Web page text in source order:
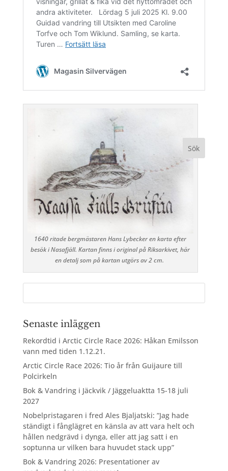
1640 ritade bergmästaren Hans Lybecker en karta efter
besök i Nasafjäll. Kartan finns i original på Riksarkivet, här
en detalj som på kartan utgörs av 2 cm.
Senaste inläggen
Rekordtid i Arctic Circle Race 2026: Håkan Emilsson
vann med tiden 1.12.21.
Arctic Circle Race 2026: Tio år från Guijaure till
Polcirkeln
Bok & Vandring i Jäckvik / Jäggeluaktta 15-18 juli
2027
Nobelpristagaren i fred Ales Bjaljatski: ”Jag hade
ständigt i fånglägret en känsla av att vara helt och
hållen nedgrävd i dynga, eller att jag satt i en
soptunna ur vilken bara huvudet stack upp”
Bok & Vandring 2026: Presentationer av